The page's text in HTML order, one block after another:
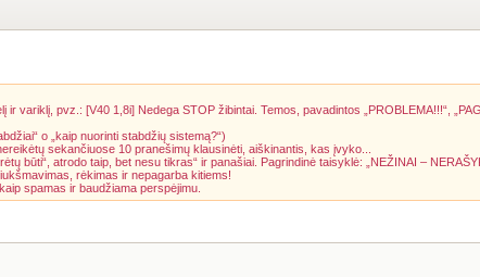
variklį, pvz.: [V40 1,8i] Nedega STOP žibintai. Temos, pavadintos „PROBLEMA!!!“,
o „kaip nuorinti stabdžių sistemą?“)
sekančiuose 10 pranešimų klausinėti, aiškinantis, kas įvyko...
būti“, atrodo taip, bet nesu tikras“ ir panašiai. Pagrindinė taisyklė: „NEŽINAI –
rėkimas ir nepagarba kitiems!
spamas ir baudžiama perspėjimu.